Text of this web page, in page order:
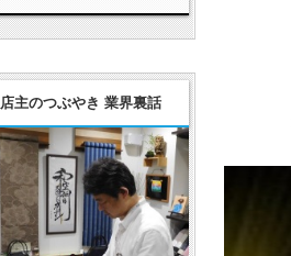
店主のつぶやき 業界裏話